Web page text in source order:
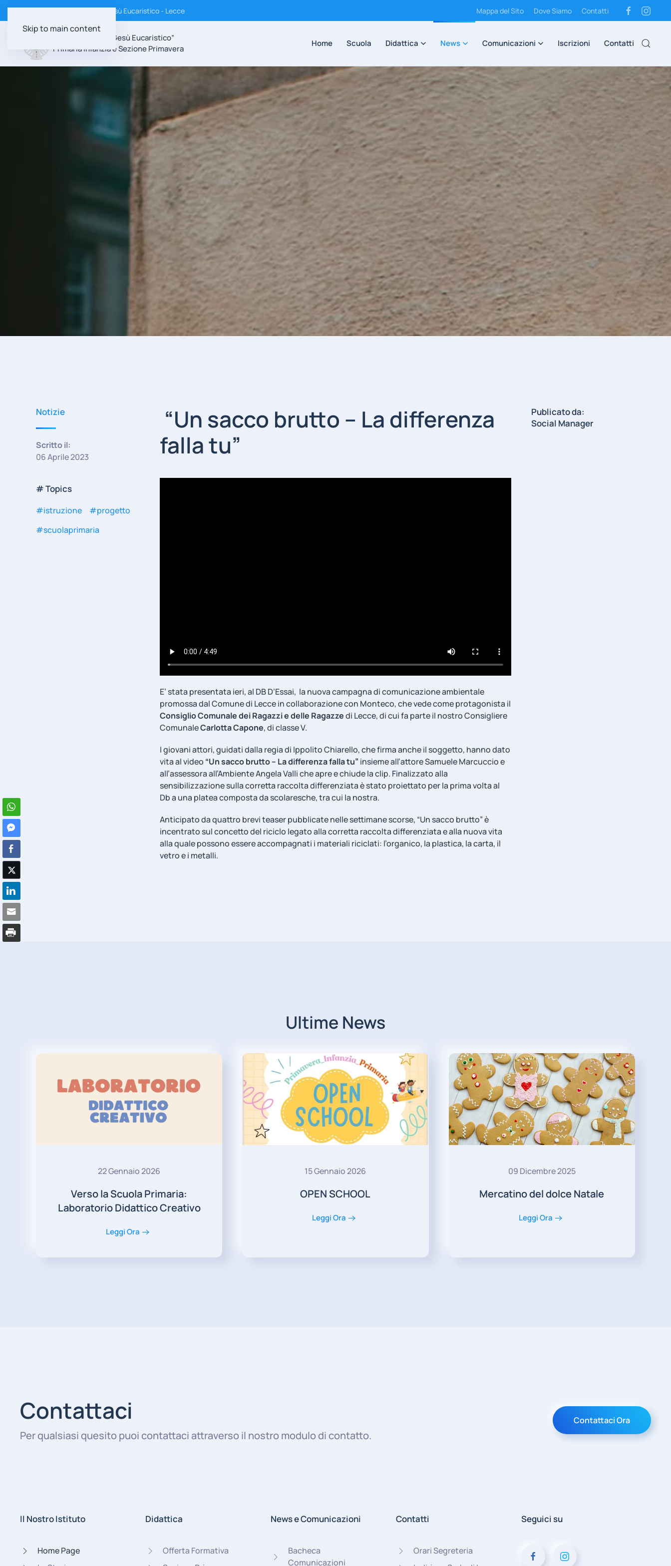
Skip to main content
Istituto Suore Discepole di Gesù Eucaristico - Lecce Mappa del Sito Dove Siamo Contatti
Scuola Paritaria “Gesù Eucaristico”
Primaria Infanzia e Sezione Primavera
Home Scuola Didattica News Comunicazioni Iscrizioni Contatti
Notizie
Scritto il:
06 Aprile 2023
# Topics
#istruzione
#progetto
#scuolaprimaria
“Un sacco brutto – La differenza
falla tu”
E’ stata presentata ieri, al DB D’Essai, la nuova campagna di comunicazione ambientale
promossa dal Comune di Lecce in collaborazione con Monteco, che vede come protagonista il
Consiglio Comunale dei Ragazzi e delle Ragazzedi Lecce, di cui fa parte il nostro Consigliere
ComunaleCarlotta Capone, di classe V.
I giovani attori, guidati dalla regia di Ippolito Chiarello, che firma anche il soggetto, hanno dato
vita al video “Un sacco brutto – La differenza falla tu” insieme all’attore Samuele Marcuccio e
all’assessora all’Ambiente Angela Valli che apre e chiude la clip. Finalizzato alla
sensibilizzazione sulla corretta raccolta differenziata è stato proiettato per la prima volta al
Db a una platea composta da scolaresche, tra cui la nostra.
Anticipato da quattro brevi teaser pubblicate nelle settimane scorse, “Un sacco brutto” è
incentrato sul concetto del riciclo legato alla corretta raccolta differenziata e alla nuova vita
alla quale possono essere accompagnati i materiali riciclati: l’organico, la plastica, la carta, il
vetro e i metalli.
Publicato da:
Social Manager
Ultime News
22 Gennaio 2026
Verso la Scuola Primaria:
Laboratorio Didattico Creativo
Leggi Ora
15 Gennaio 2026
OPEN SCHOOL
Leggi Ora
09 Dicembre 2025
Mercatino del dolce Natale
Leggi Ora
Contattaci
Per qualsiasi quesito puoi contattaci attraverso il nostro modulo di contatto.
Contattaci Ora
Il Nostro Istituto
Home Page
Didattica
Offerta Formativa
News e Comunicazioni
Bacheca
Comunicazioni
Contatti
Orari Segreteria
Seguici su